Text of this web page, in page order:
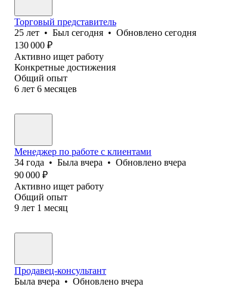
Торговый представитель
25 лет • Был сегодня • Обновлено сегодня
130 000 ₽
Активно ищет работу
Конкретные достижения
Общий опыт
6 лет 6 месяцев
Менеджер по работе с клиентами
34 года • Была вчера • Обновлено вчера
90 000 ₽
Активно ищет работу
Общий опыт
9 лет 1 месяц
Продавец-консультант
Была вчера • Обновлено вчера